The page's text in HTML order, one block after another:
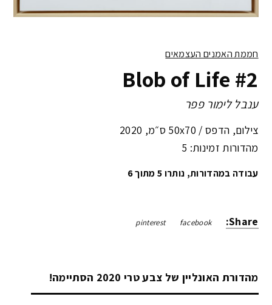
חממת האמנים העצמאים
Blob of Life #2
ענבל לימור פפר
צילום, הדפס / 50x70 ס״מ ,
מהדורות זמינות: 5
עבודה במהדורות, נותרו 5 מתוך 6
Share:
facebook
pinterest
מהדורת האונליין של צבע טרי 2020 הסתיימה!